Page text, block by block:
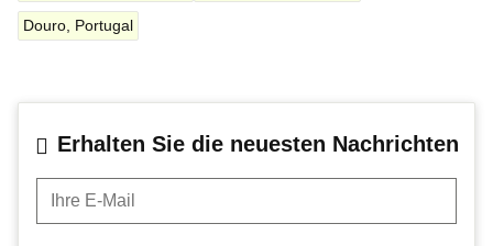
Douro, Portugal
Erhalten Sie die neuesten Nachrichten
Ihre E-Mail